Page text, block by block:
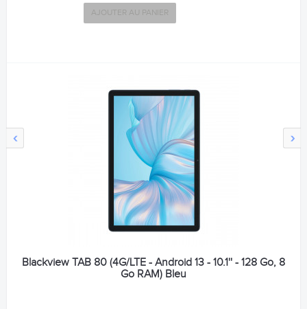
‹ ›
AJOUTER AU PANIER
Blackview TAB 80 (4G/LTE - Android 13 - 10.1'' - 128 Go, 8
Go RAM) Bleu